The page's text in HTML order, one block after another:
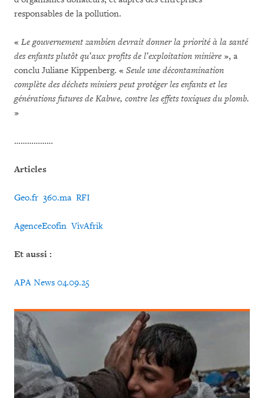
responsables de la pollution.
« Le gouvernement zambien devrait donner la priorité à la santé
des enfants plutôt qu’aux profits de l’exploitation minière », a
conclu Juliane Kippenberg. « Seule une décontamination
complète des déchets miniers peut protéger les enfants et les
générations futures de Kabwe, contre les effets toxiques du plomb.
»
………………
Articles
Geo.fr 360.ma RFI
AgenceEcofin VivAfrik
Et aussi :
APA News 04.09.25